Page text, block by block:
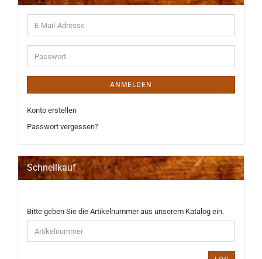
E-
Mail-
Adresse
Passwort
ANMELDEN
Konto erstellen
Passwort vergessen?
Schnellkauf
BITTE
GEBEN
SIE
DIE
Bitte geben Sie die Artikelnummer aus unserem Katalog ein.